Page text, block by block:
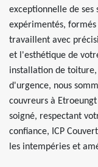
exceptionnelle de ses
expérimentés, formés
travaillent avec
et l'esthétique de
installation de
d'urgence, nous
couvreurs à
soigné, respectant
confiance, ICP
les intempéries et